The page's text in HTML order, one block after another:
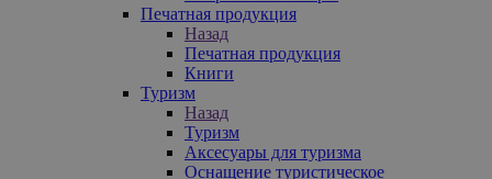
Печатная продукция
Назад
Печатная продукция
Книги
Туризм
Назад
Туризм
Аксесуары для туризма
Оснащение туристическое